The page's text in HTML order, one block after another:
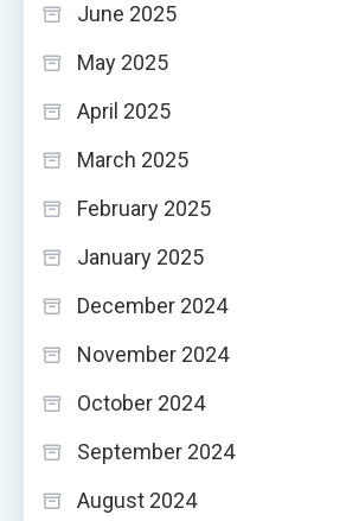
June 2025
May 2025
April 2025
March 2025
February 2025
January 2025
December 2024
November 2024
October 2024
September 2024
August 2024